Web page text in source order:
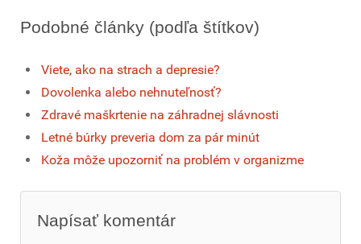
Podobné články (podľa štítkov)
Viete, ako na strach a depresie?
Dovolenka alebo nehnuteľnosť?
Zdravé maškrtenie na záhradnej slávnosti
Letné búrky preveria dom za pár minút
Koža môže upozorniť na problém v organizme
Napísať komentár